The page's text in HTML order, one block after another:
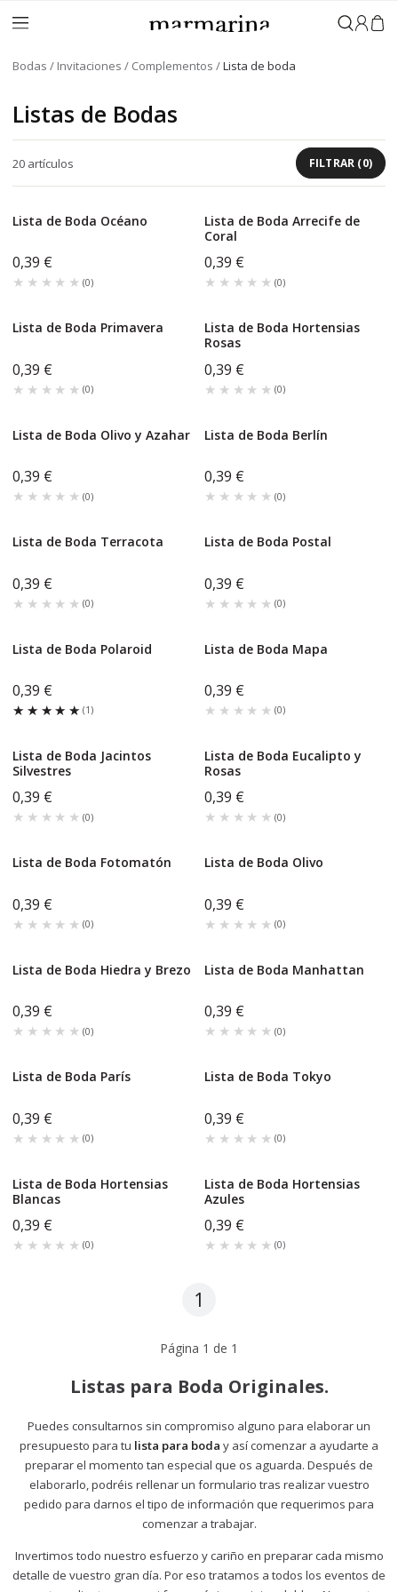
Iniciar
Bodas Invitaciones Complementos Lista de boda
Listas de Bodas
FILTRAR (0)
20 artículos
Lista de Boda Océano
0,39 €
★★★★★
★★★★★ (0)
Lista de Boda Arrecife de
Coral
0,39 €
★★★★★
★★★★★ (0)
Lista de Boda Primavera
0,39 €
★★★★★
★★★★★ (0)
Lista de Boda Hortensias
Rosas
0,39 €
★★★★★
★★★★★ (0)
Lista de Boda Olivo y Azahar
0,39 €
★★★★★
★★★★★ (0)
Lista de Boda Berlín
0,39 €
★★★★★
★★★★★ (0)
Lista de Boda Terracota
0,39 €
★★★★★
★★★★★ (0)
Lista de Boda Postal
0,39 €
★★★★★
★★★★★ (0)
Lista de Boda Polaroid
0,39 €
★★★★★
★★★★★ (1)
Lista de Boda Mapa
0,39 €
★★★★★
★★★★★ (0)
Lista de Boda Jacintos
Silvestres
0,39 €
★★★★★
★★★★★ (0)
Lista de Boda Eucalipto y
Rosas
0,39 €
★★★★★
★★★★★ (0)
Lista de Boda Fotomatón
0,39 €
★★★★★
★★★★★ (0)
Lista de Boda Olivo
0,39 €
★★★★★
★★★★★ (0)
Lista de Boda Hiedra y Brezo
0,39 €
★★★★★
★★★★★ (0)
Lista de Boda Manhattan
0,39 €
★★★★★
★★★★★ (0)
Lista de Boda París
0,39 €
★★★★★
★★★★★ (0)
Lista de Boda Tokyo
0,39 €
★★★★★
★★★★★ (0)
Lista de Boda Hortensias
Blancas
0,39 €
★★★★★
★★★★★ (0)
Lista de Boda Hortensias
Azules
0,39 €
★★★★★
★★★★★ (0)
1
Página 1 de 1
Listas para Boda Originales.
Puedes consultarnos sin compromiso alguno para elaborar un
presupuesto para tu lista para boda y así comenzar a ayudarte a
preparar el momento tan especial que os aguarda. Después de
elaborarlo, podréis rellenar un formulario tras realizar vuestro
pedido para darnos el tipo de información que requerimos para
comenzar a trabajar.
Invertimos todo nuestro esfuerzo y cariño en preparar cada mismo
detalle de vuestro gran día. Por eso tratamos a todos los eventos de